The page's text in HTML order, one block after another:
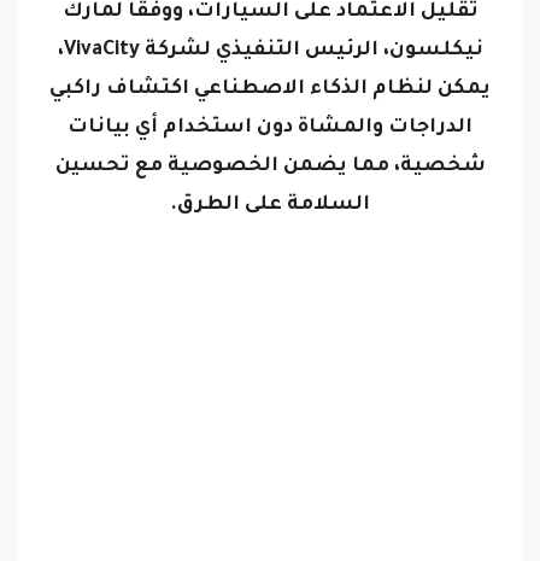
تقليل الاعتماد على السيارات، ووفقاً لمارك
نيكلسون، الرئيس التنفيذي لشركة VivaCity،
يمكن لنظام الذكاء الاصطناعي اكتشاف راكبي
الدراجات والمشاة دون استخدام أي بيانات
شخصية، مما يضمن الخصوصية مع تحسين
السلامة على الطرق.